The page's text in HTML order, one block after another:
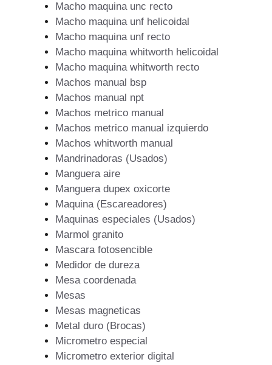
Macho maquina unc recto
Macho maquina unf helicoidal
Macho maquina unf recto
Macho maquina whitworth helicoidal
Macho maquina whitworth recto
Machos manual bsp
Machos manual npt
Machos metrico manual
Machos metrico manual izquierdo
Machos whitworth manual
Mandrinadoras (Usados)
Manguera aire
Manguera dupex oxicorte
Maquina (Escareadores)
Maquinas especiales (Usados)
Marmol granito
Mascara fotosencible
Medidor de dureza
Mesa coordenada
Mesas
Mesas magneticas
Metal duro (Brocas)
Micrometro especial
Micrometro exterior digital